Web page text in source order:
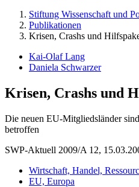
Stiftung Wissenschaft und
Publikationen
Krisen, Crashs und
Kai-Olaf Lang
Daniela Schwarzer
Krisen, Crashs und
Die neuen EU-Mitgliedsländer
betroffen
SWP-Aktuell 2009/A 12,
Wirtschaft, Handel,
EU, Europa